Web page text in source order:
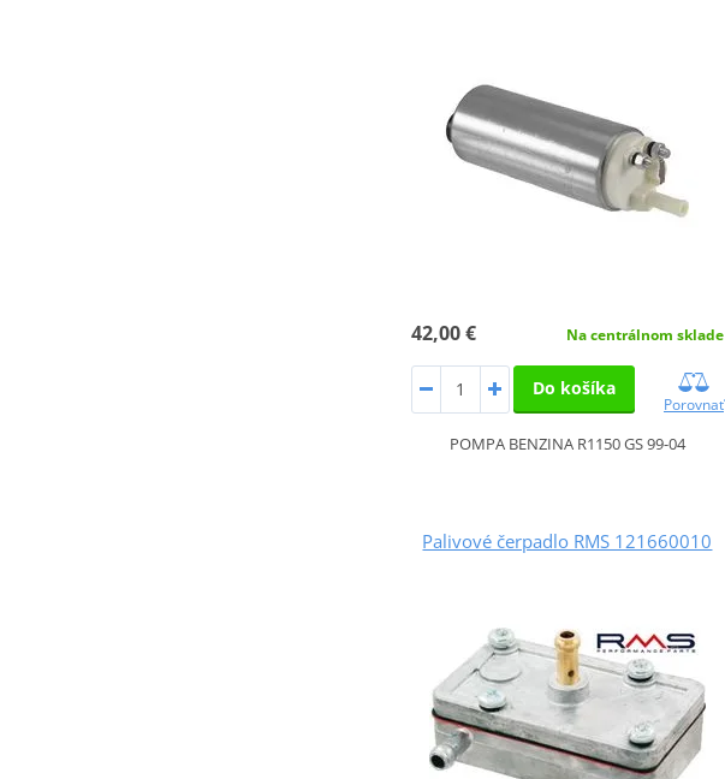
42,00 € Na centrálnom sklade
Do košíka
Porovnať
POMPA BENZINA R1150 GS 99-04
Palivové čerpadlo RMS 121660010